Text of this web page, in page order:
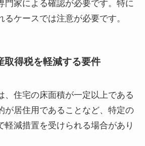
門家による確認が必要です。特に
ケースでは注意が必要です。
取得税を軽減する要件
、住宅の床面積が一定以上である
が居住用であることなど、特定の
軽減措置を受けられる場合があり